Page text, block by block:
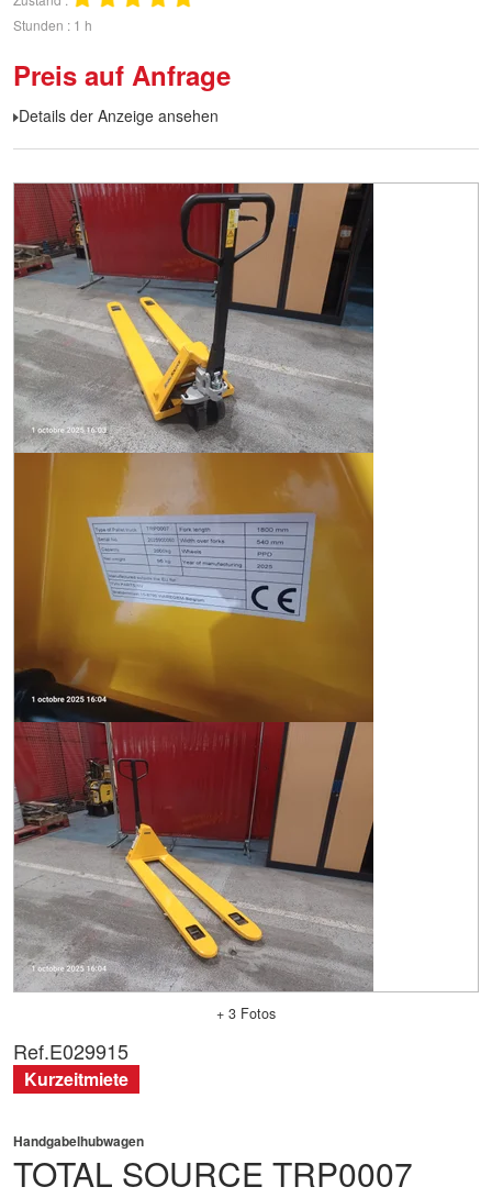
Stunden
1 h
Preis auf Anfrage
Details der Anzeige ansehen
+ 3 Fotos
TOTAL SOURCE TRP0007
Handgabelhubwagen
Ref.E029915
Kurzeitmiete